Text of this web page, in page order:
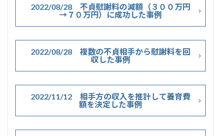
2022/08/28 不貞慰謝料の減額（３００万円
→７０万円）に成功した事例
2022/08/28 複数の不貞相手から慰謝料を回
収した事例
2022/11/12 相手方の収入を推計して養育費
額を決定した事例